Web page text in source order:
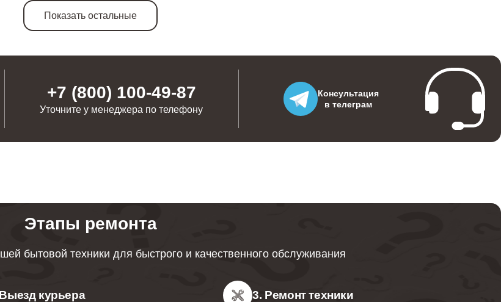
Показать остальные
+7 (800) 100-49-87
Уточните у менеджера по телефону
Консультация
в телеграм
Этапы ремонта
бытовой техники для быстрого и качественного обслуживания
курьера 3. Ремонт техники